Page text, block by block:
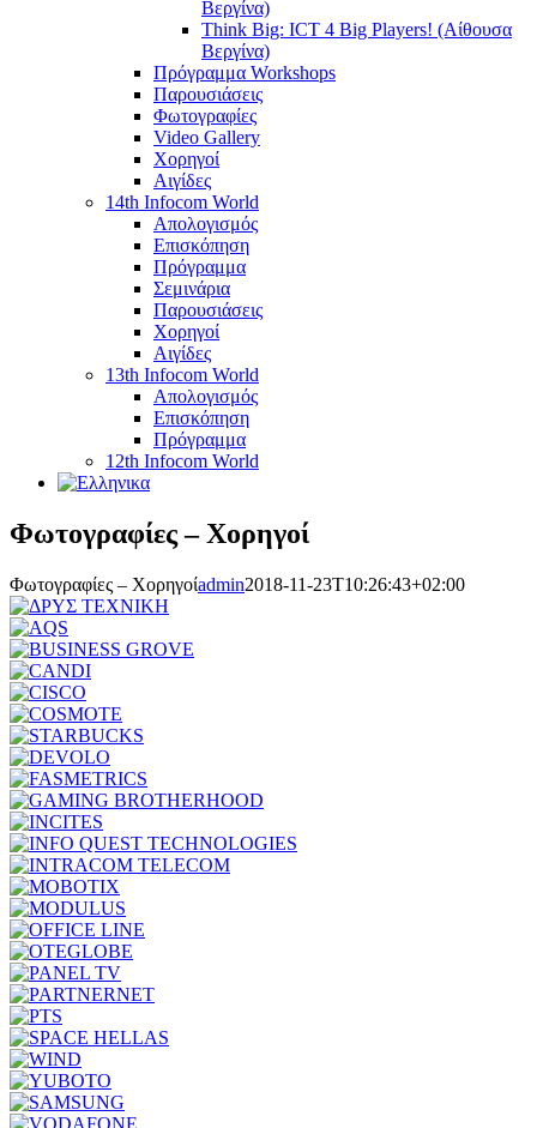
Βεργίνα)
Think Big: ICT 4 Big Players! (Αίθουσα
Βεργίνα)
Πρόγραμμα Workshops
Παρουσιάσεις
Φωτογραφίες
Video Gallery
Χορηγοί
Αιγίδες
14th Infocom World
Απολογισμός
Επισκόπηση
Πρόγραμμα
Σεμινάρια
Παρουσιάσεις
Χορηγοί
Αιγίδες
13th Infocom World
Απολογισμός
Επισκόπηση
Πρόγραμμα
12th Infocom World
Φωτογραφίες – Χορηγοί
Φωτογραφίες – Χορηγοίadmin2018-11-23T10:26:43+02:00